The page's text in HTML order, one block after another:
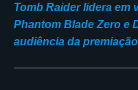
Tomb Raider lidera em
Phantom Blade Zero e
audiência da premiação